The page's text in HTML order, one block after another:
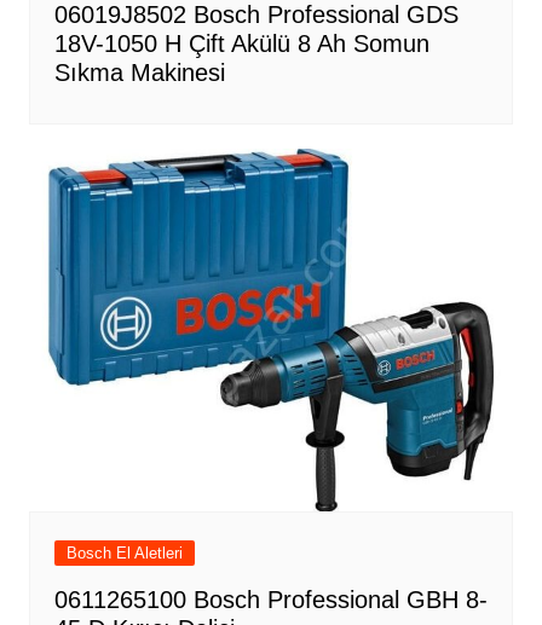
06019J8502 Bosch Professional GDS
18V-1050 H Çift Akülü 8 Ah Somun
Sıkma Makinesi
Bosch El Aletleri
0611265100 Bosch Professional GBH 8-